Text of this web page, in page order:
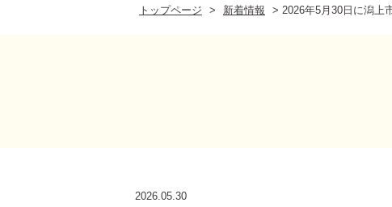
トップページ
> 新着情報 > 2026年5月30日に潟上
2026.05.30